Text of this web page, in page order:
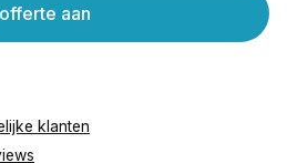
aan
klanten